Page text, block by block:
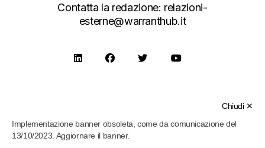
Contatta la redazione: relazioni-
esterne@warranthub.it
Corso Mazzini, 11 - 42015 Correggio (RE) Italia - Tel.
02182620357 | REA NR. 258772 | CAPITALE SOCIALE €
Chiudi ✕
Implementazione banner obsoleta, come da comunicazione del
13/10/2023. Aggiornare il banner.